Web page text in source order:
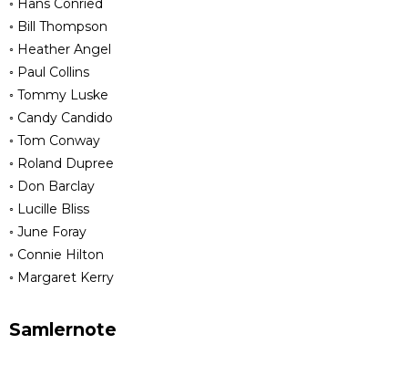
◦ Hans Conried
◦ Bill Thompson
◦ Heather Angel
◦ Paul Collins
◦ Tommy Luske
◦ Candy Candido
◦ Tom Conway
◦ Roland Dupree
◦ Don Barclay
◦ Lucille Bliss
◦ June Foray
◦ Connie Hilton
◦ Margaret Kerry
Samlernote